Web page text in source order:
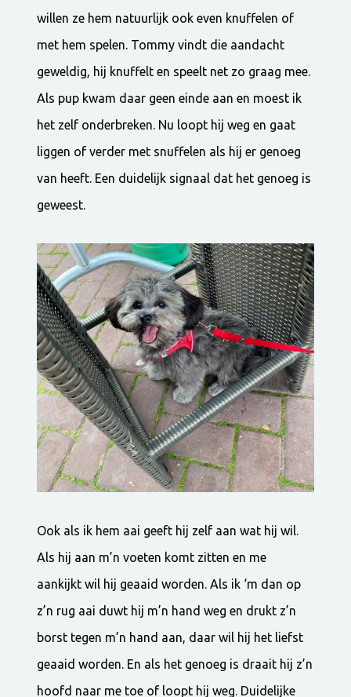
willen ze hem natuurlijk ook even knuffelen of
met hem spelen. Tommy vindt die aandacht
geweldig, hij knuffelt en speelt net zo graag mee.
Als pup kwam daar geen einde aan en moest ik
het zelf onderbreken. Nu loopt hij weg en gaat
liggen of verder met snuffelen als hij er genoeg
van heeft. Een duidelijk signaal dat het genoeg is
geweest.
Ook als ik hem aai geeft hij zelf aan wat hij wil.
Als hij aan m’n voeten komt zitten en me
aankijkt wil hij geaaid worden. Als ik ‘m dan op
z’n rug aai duwt hij m’n hand weg en drukt z’n
borst tegen m’n hand aan, daar wil hij het liefst
geaaid worden. En als het genoeg is draait hij z’n
hoofd naar me toe of loopt hij weg. Duidelijke